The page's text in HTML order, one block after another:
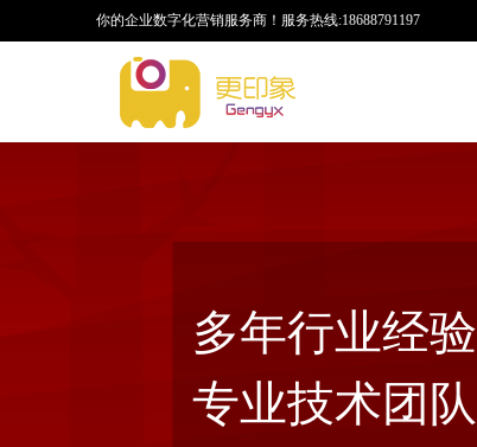
你的企业数字化营销服务商！ 服务热线:18688791197
多年行业经验
专业技术团队